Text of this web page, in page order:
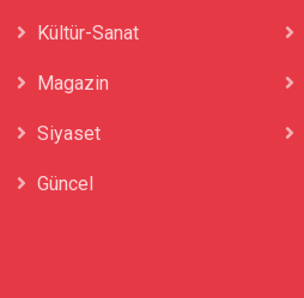
Kültür-Sanat
Magazin
Siyaset
Güncel